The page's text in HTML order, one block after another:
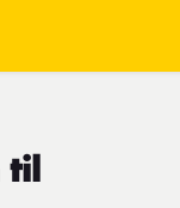
til